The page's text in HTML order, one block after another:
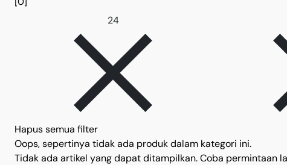
24Hapus filter 24
Hapus semua filter
Oops, sepertinya tidak ada produk dalam kategori ini.
Tidak ada artikel yang dapat ditampilkan. Coba permintaan